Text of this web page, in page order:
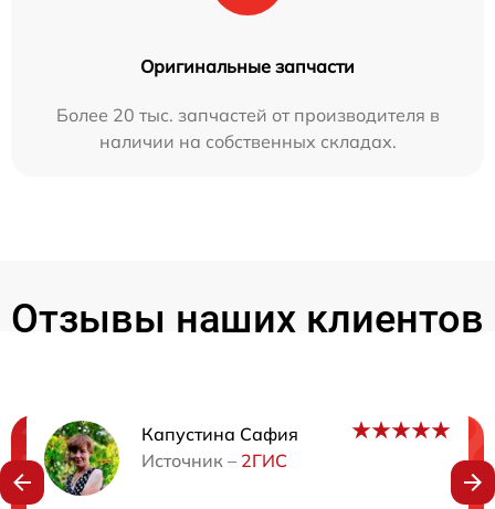
Оригинальные запчасти
Более 20 тыс. запчастей от производителя в
наличии на собственных складах.
Отзывы наших клиентов
Капустина Сафия
Источник – 2ГИС
Нужна консультация?